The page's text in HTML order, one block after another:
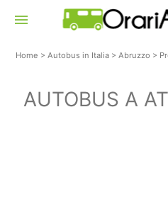
menu
Home >Autobus in Italia >Abruzzo >
AUTOBUS A